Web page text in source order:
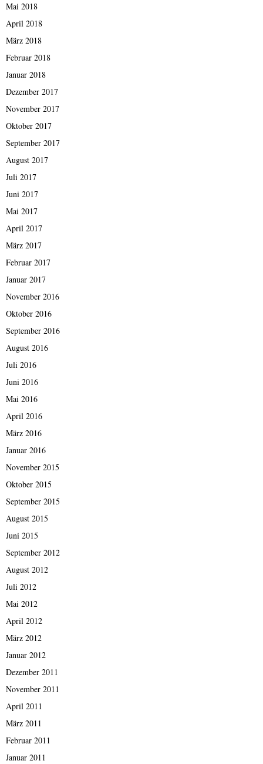
Mai 2018
April 2018
März 2018
Februar 2018
Januar 2018
Dezember 2017
November 2017
Oktober 2017
September 2017
August 2017
Juli 2017
Juni 2017
Mai 2017
April 2017
März 2017
Februar 2017
Januar 2017
November 2016
Oktober 2016
September 2016
August 2016
Juli 2016
Juni 2016
Mai 2016
April 2016
März 2016
Januar 2016
November 2015
Oktober 2015
September 2015
August 2015
Juni 2015
September 2012
August 2012
Juli 2012
Mai 2012
April 2012
März 2012
Januar 2012
Dezember 2011
November 2011
April 2011
März 2011
Februar 2011
Januar 2011